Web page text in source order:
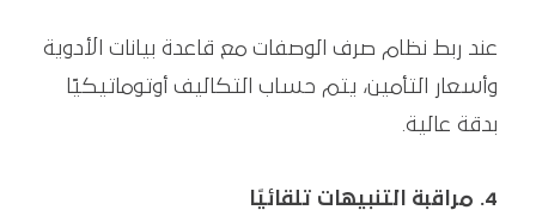
عند ربط نظام صرف الوصفات مع قاعدة بيانات الأدوية
وأسعار التأمين، يتم حساب التكاليف أوتوماتيكيًا
بدقة عالية.
4. مراقبة التنبيهات تلقائيًا